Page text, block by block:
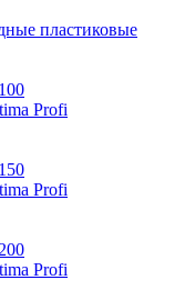
пластиковые
Profi
Profi
Profi